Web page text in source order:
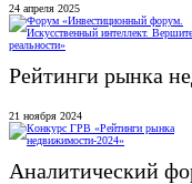
24 апреля 2025
Рейтинги рынка
21 ноября 2024
Аналитический